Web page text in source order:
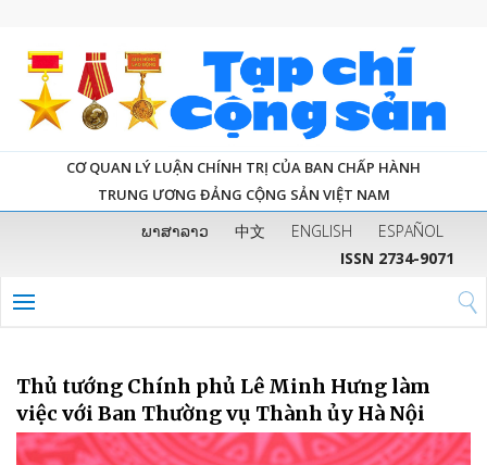
CƠ QUAN LÝ LUẬN CHÍNH TRỊ CỦA BAN CHẤP HÀNH
TRUNG ƯƠNG ĐẢNG CỘNG SẢN VIỆT NAM
ພາສາລາວ 中文 ENGLISH
ESPAÑOL
ISSN 2734-9071
Thủ tướng Chính phủ Lê Minh Hưng làm
việc với Ban Thường vụ Thành ủy Hà Nội